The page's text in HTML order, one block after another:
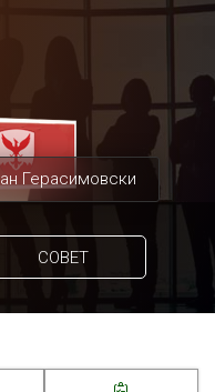
Герасимовски
СОВЕТ